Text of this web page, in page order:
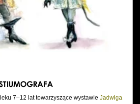
7–12 lat towarzyszące wystawie Jadwiga